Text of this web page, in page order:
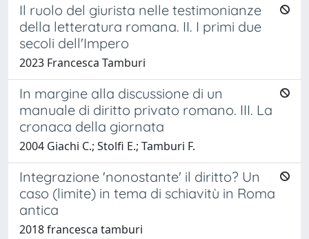
Il ruolo del giurista nelle testimonianze
della letteratura romana. II. I primi due
secoli dell'Impero
2023 Francesca Tamburi
In margine alla discussione di un
manuale di diritto privato romano. III. La
cronaca della giornata
2004 Giachi C.; Stolfi E.; Tamburi F.
Integrazione 'nonostante' il diritto? Un
caso (limite) in tema di schiavitù in Roma
antica
2018 francesca tamburi